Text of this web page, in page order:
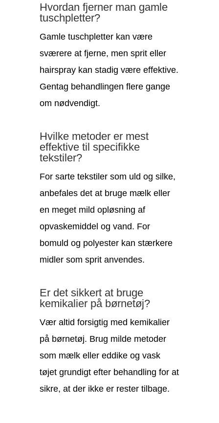
Hvordan fjerner man gamle
tuschpletter?
Gamle tuschpletter kan være
sværere at fjerne, men sprit eller
hairspray kan stadig være effektive.
Gentag behandlingen flere gange
om nødvendigt.
Hvilke metoder er mest
effektive til specifikke
tekstiler?
For sarte tekstiler som uld og silke,
anbefales det at bruge mælk eller
en meget mild opløsning af
opvaskemiddel og vand. For
bomuld og polyester kan stærkere
midler som sprit anvendes.
Er det sikkert at bruge
kemikalier på børnetøj?
Vær altid forsigtig med kemikalier
på børnetøj. Brug milde metoder
som mælk eller eddike og vask
tøjet grundigt efter behandling for at
sikre, at der ikke er rester tilbage.